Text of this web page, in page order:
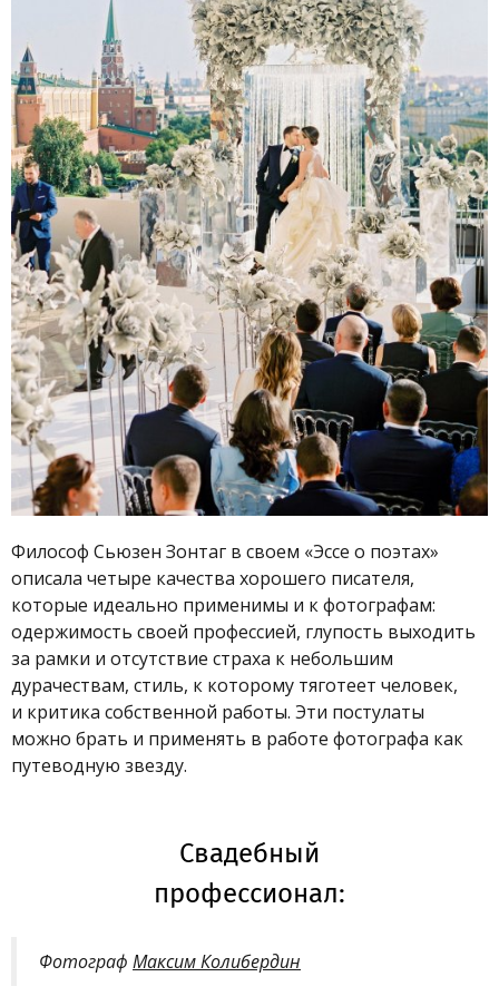
Философ Сьюзен Зонтаг в своем «Эссе о поэтах»
описала четыре качества хорошего писателя,
которые идеально применимы и к фотографам:
одержимость своей профессией, глупость выходить
за рамки и отсутствие страха к небольшим
дурачествам, стиль, к которому тяготеет человек,
и критика собственной работы. Эти постулаты
можно брать и применять в работе фотографа как
путеводную звезду.
Свадебный
профессионал:
Фотограф Максим Колибердин